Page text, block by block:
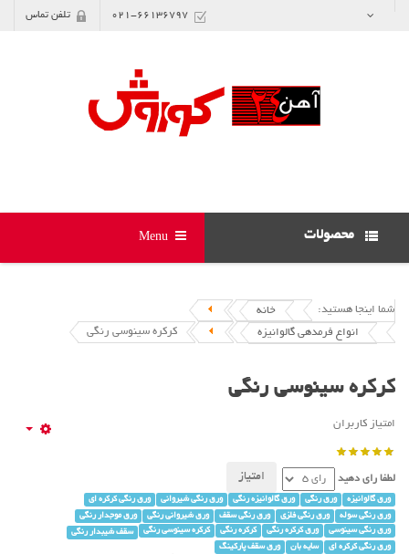
021-66136797 تلفن تماس
محصولات
شما اینجا هستید:
خانه
انواع فرمدهی گالوانیزه
کرکره سینوسی رنگی
کرکره سینوسی رنگی
امتیاز کاربران
لطفا رای دهید
ورق گالوانیزه ورق رنگی ورق گالوانیزه رنگی ورق رنگی شیروانی ورق رنگی کرکره ای
کرکره سینوسی رنگی کرکره رنگی ورق کرکره رنگی ورق رنگی سینوسی
ورق موجدار رنگی ورق شیروانی رنگی ورق رنگی سقف ورق رنگی فلزی ورق رنگی سوله
ورق سقف پارکینگ سایه بان ورق رنگی کرکره ای
سقف شیبدار رنگی